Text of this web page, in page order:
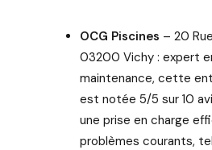
OCG Piscines – 20
03200 Vichy : expert
maintenance, cette
est notée 5/5 sur 10
une prise en charge
problèmes courants,